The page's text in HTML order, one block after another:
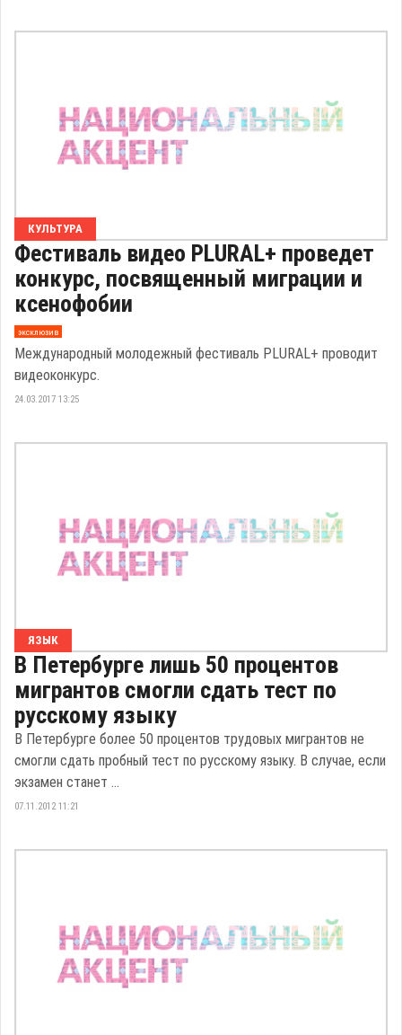
КУЛЬТУРА
Фестиваль видео PLURAL+ проведет
конкурс, посвященный миграции и
ксенофобии
эксклюзив
Международный молодежный фестиваль PLURAL+ проводит
видеоконкурс.
24.03.2017 13:25
ЯЗЫК
В Петербурге лишь 50 процентов
мигрантов смогли сдать тест по
русскому языку
В Петербурге более 50 процентов трудовых мигрантов не
смогли сдать пробный тест по русскому языку. В случае, если
экзамен станет ...
07.11.2012 11:21